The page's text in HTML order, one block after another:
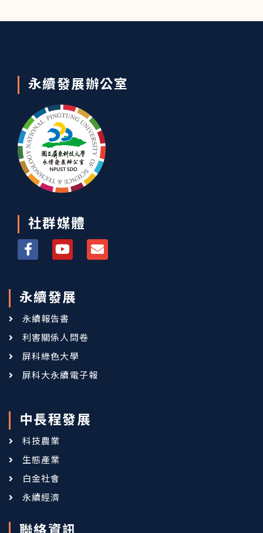
永續發展辦公室
社群媒體
永續發展
永續報告書
利害關係人問卷
屏科綠色大學
屏科大永續電子報
中長程發展
科技農業
生態產業
白金社會
永續經濟